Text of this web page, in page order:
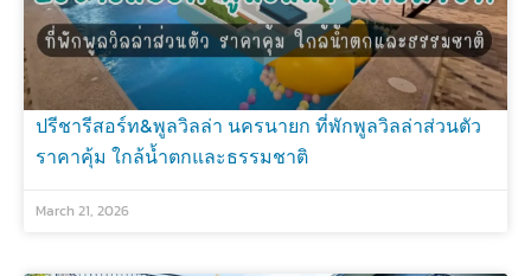
ปรีชารีสอร์ท&พูลวิลล่า นครนายก ที่พักพูลวิลล่าส่วนตัว
ราคาคุ้ม ใกล้น้ำตกและธรรมชาติ
March 21, 2026